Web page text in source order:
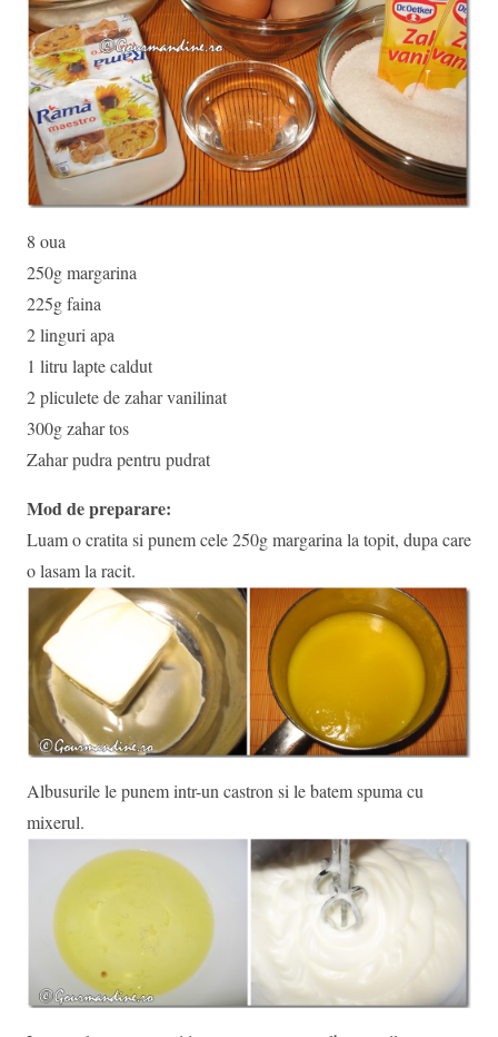
8 oua
250g margarina
225g faina
2 linguri apa
1 litru lapte caldut
2 pliculete de zahar vanilinat
300g zahar tos
Zahar pudra pentru pudrat
Mod de preparare:
Luam o cratita si punem cele 250g margarina la topit, dupa care
o lasam la racit.
Albusurile le punem intr-un castron si le batem spuma cu
mixerul.